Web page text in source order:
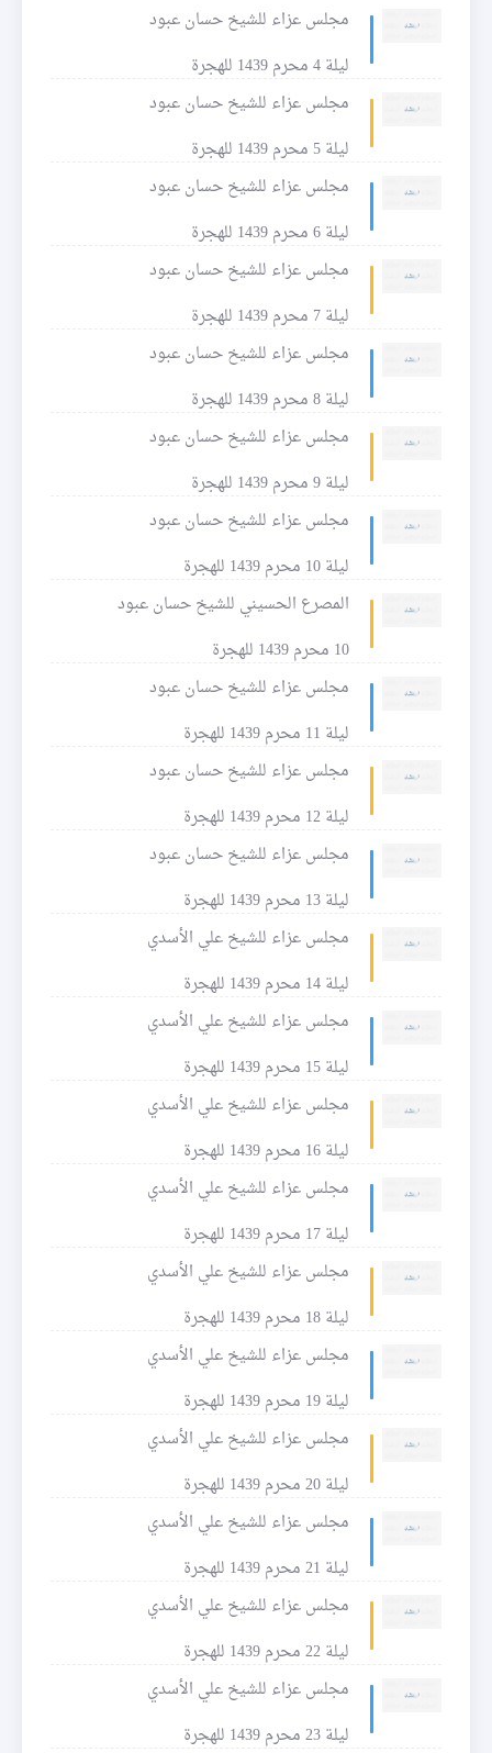
مجلس عزاء للشيخ حسان عبود
ليلة 4 محرم 1439 للهجرة
مجلس عزاء للشيخ حسان عبود
ليلة 5 محرم 1439 للهجرة
مجلس عزاء للشيخ حسان عبود
ليلة 6 محرم 1439 للهجرة
مجلس عزاء للشيخ حسان عبود
ليلة 7 محرم 1439 للهجرة
مجلس عزاء للشيخ حسان عبود
ليلة 8 محرم 1439 للهجرة
مجلس عزاء للشيخ حسان عبود
ليلة 9 محرم 1439 للهجرة
مجلس عزاء للشيخ حسان عبود
ليلة 10 محرم 1439 للهجرة
المصرع الحسيني للشيخ حسان عبود
10 محرم 1439 للهجرة
مجلس عزاء للشيخ حسان عبود
ليلة 11 محرم 1439 للهجرة
مجلس عزاء للشيخ حسان عبود
ليلة 12 محرم 1439 للهجرة
مجلس عزاء للشيخ حسان عبود
ليلة 13 محرم 1439 للهجرة
مجلس عزاء للشيخ علي الأسدي
ليلة 14 محرم 1439 للهجرة
مجلس عزاء للشيخ علي الأسدي
ليلة 15 محرم 1439 للهجرة
مجلس عزاء للشيخ علي الأسدي
ليلة 16 محرم 1439 للهجرة
مجلس عزاء للشيخ علي الأسدي
ليلة 17 محرم 1439 للهجرة
مجلس عزاء للشيخ علي الأسدي
ليلة 18 محرم 1439 للهجرة
مجلس عزاء للشيخ علي الأسدي
ليلة 19 محرم 1439 للهجرة
مجلس عزاء للشيخ علي الأسدي
ليلة 20 محرم 1439 للهجرة
مجلس عزاء للشيخ علي الأسدي
ليلة 21 محرم 1439 للهجرة
مجلس عزاء للشيخ علي الأسدي
ليلة 22 محرم 1439 للهجرة
مجلس عزاء للشيخ علي الأسدي
ليلة 23 محرم 1439 للهجرة